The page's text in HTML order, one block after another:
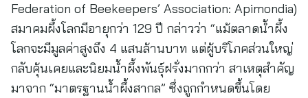
Federation of Beekeepers’ Association: Apimondia)
สมาคมผึ้งโลกมีอายุกว่า 129 ปี กล่าวว่า “แม้ตลาดน้ำผึ้ง
โลกจะมีมูลค่าสูงถึง 4 แสนล้านบาท แต่ผู้บริโภคส่วนใหญ่
กลับคุ้นเคยและนิยมน้ำผึ้งพันธุ์ฝรั่งมากกว่า สาเหตุสำคัญ
มาจาก “มาตรฐานน้ำผึ้งสากล” ซึ่งถูกกำหนดขึ้นโดย